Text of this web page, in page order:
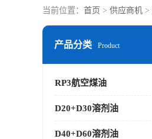
当前位置： 首页 > 供应商机 >
产品分类 Product
RP3航空煤油
D20+D30溶剂油
D40+D60溶剂油